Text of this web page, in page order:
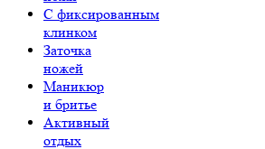
C фиксированным
клинком
Заточка
ножей
Маникюр
и бритье
Активный
отдых